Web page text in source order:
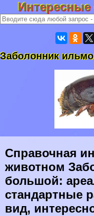
Заболонник
Справочная
животном
большой:
стандартные
вид,